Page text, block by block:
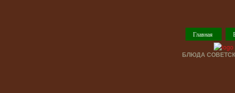
Главная
БЛЮДА